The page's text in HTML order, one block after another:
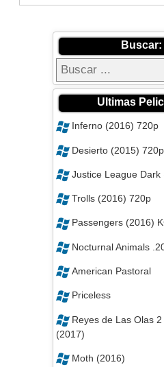
Buscar:
Ultimas
Inferno (2016) 720p
Desierto (2015) 720p
Justice League Dark
Trolls (2016) 720p
Passengers (2016)
Nocturnal Animals
American Pastoral
Priceless
Reyes de Las Olas
(2017)
Moth (2016)